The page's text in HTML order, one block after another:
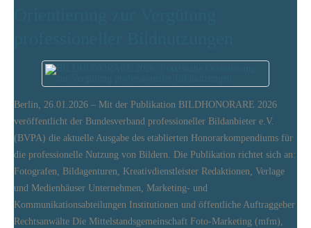
Berlin, 26.01.2026 – Mit der Publikation BILDHONORARE 2026
veröffentlicht der Bundesverband professioneller Bildanbieter e.V.
(BVPA) die aktuelle Ausgabe des etablierten Honorarkompendiums für
die professionelle Nutzung von Bildern. Die Publikation richtet sich an:
Fotografen, Bildagenturen, Kreativdienstleister Redaktionen, Verlage
und Medienhäuser Unternehmen, Marketing- und
Kommunikationsabteilungen Institutionen und öffentliche Auftraggeber
Rechtsanwälte Die Mittelstandsgemeinschaft Foto-Marketing (mfm),